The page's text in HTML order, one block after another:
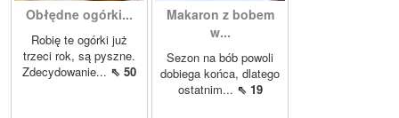
Obłędne ogórki...
Robię te ogórki już
trzeci rok, są pyszne.
Zdecydowanie... ⇖ 50
Makaron z bobem
w...
Sezon na bób powoli
dobiega końca, dlatego
ostatnim... ⇖ 19